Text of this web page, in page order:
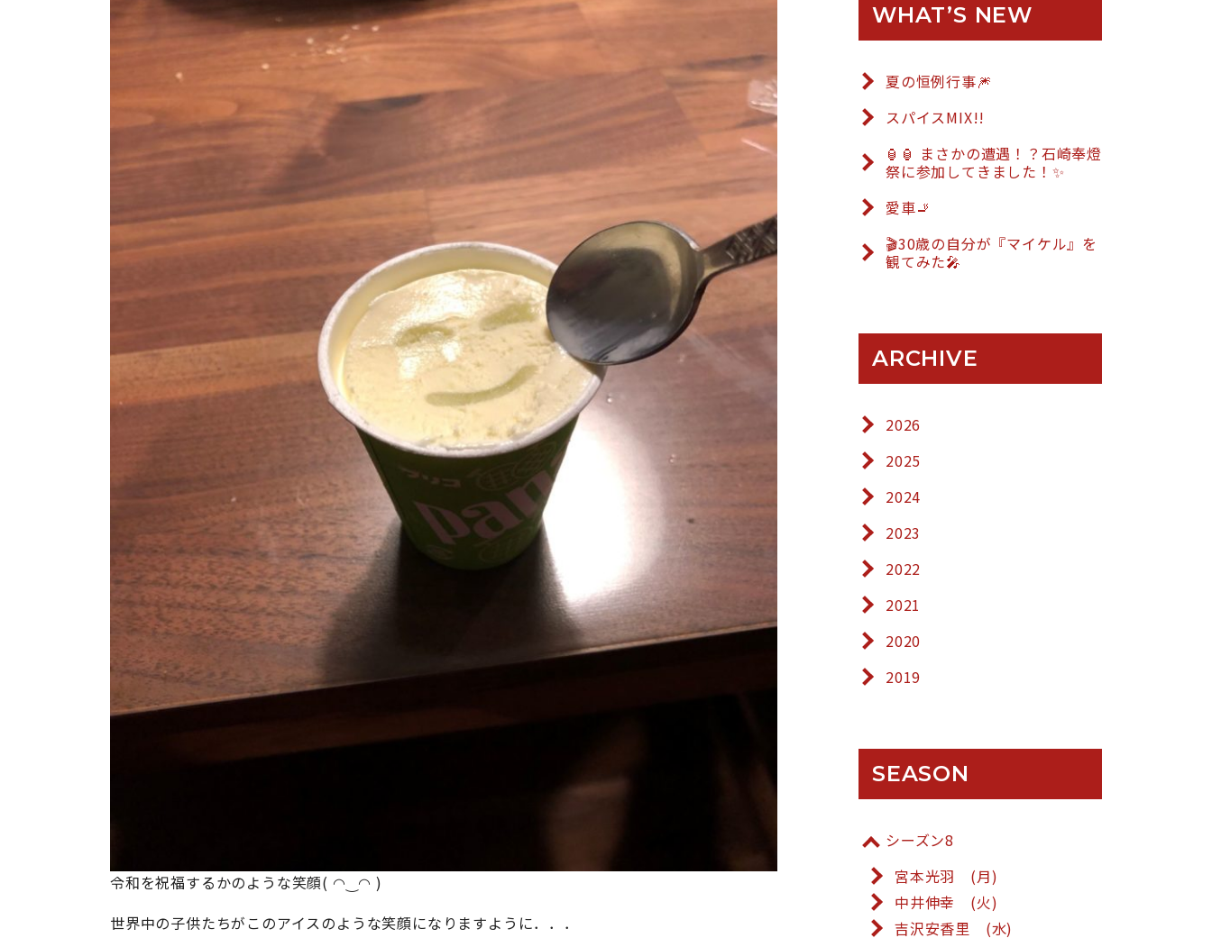
令和を祝福するかのような笑顔( ◠‿◠ )
世界中の子供たちがこのアイスのような笑顔になりますように．．．
WHAT’S NEW
夏の恒例行事🎆
スパイスMIX!!
🏮🏮 まさかの遭遇！？石崎奉燈
祭に参加してきました！✨
愛車🚬
🎬30歳の自分が『マイケル』を
観てみた🎤
ARCHIVE
2026
2025
2024
2023
2022
2021
2020
2019
SEASON
シーズン8
宮本光羽 (月)
中井伸幸 (火)
吉沢安香里 (水)